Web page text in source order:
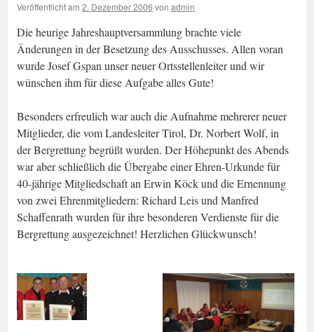
Veröffentlicht am 2. Dezember 2006 von admin
Die heurige Jahreshauptversammlung brachte viele
Änderungen in der Besetzung des Ausschusses. Allen voran
wurde Josef Gspan unser neuer Ortsstellenleiter und wir
wünschen ihm für diese Aufgabe alles Gute!
Besonders erfreulich war auch die Aufnahme mehrerer neuer
Mitglieder, die vom Landesleiter Tirol, Dr. Norbert Wolf, in
der Bergrettung begrüßt wurden. Der Höhepunkt des Abends
war aber schließlich die Übergabe einer Ehren-Urkunde für
40-jährige Mitgliedschaft an Erwin Köck und die Ernennung
von zwei Ehrenmitgliedern: Richard Leis und Manfred
Schaffenrath wurden für ihre besonderen Verdienste für die
Bergrettung ausgezeichnet! Herzlichen Glückwunsch!